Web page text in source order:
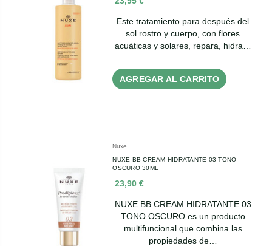
Este tratamiento para después del
sol rostro y cuerpo, con flores
acuáticas y solares, repara, hidra…
AGREGAR AL CARRITO
Nuxe
NUXE BB CREAM HIDRATANTE 03 TONO
OSCURO 30ML
23,90 €
NUXE BB CREAM HIDRATANTE 03
TONO OSCURO es un producto
multifuncional que combina las
propiedades de…